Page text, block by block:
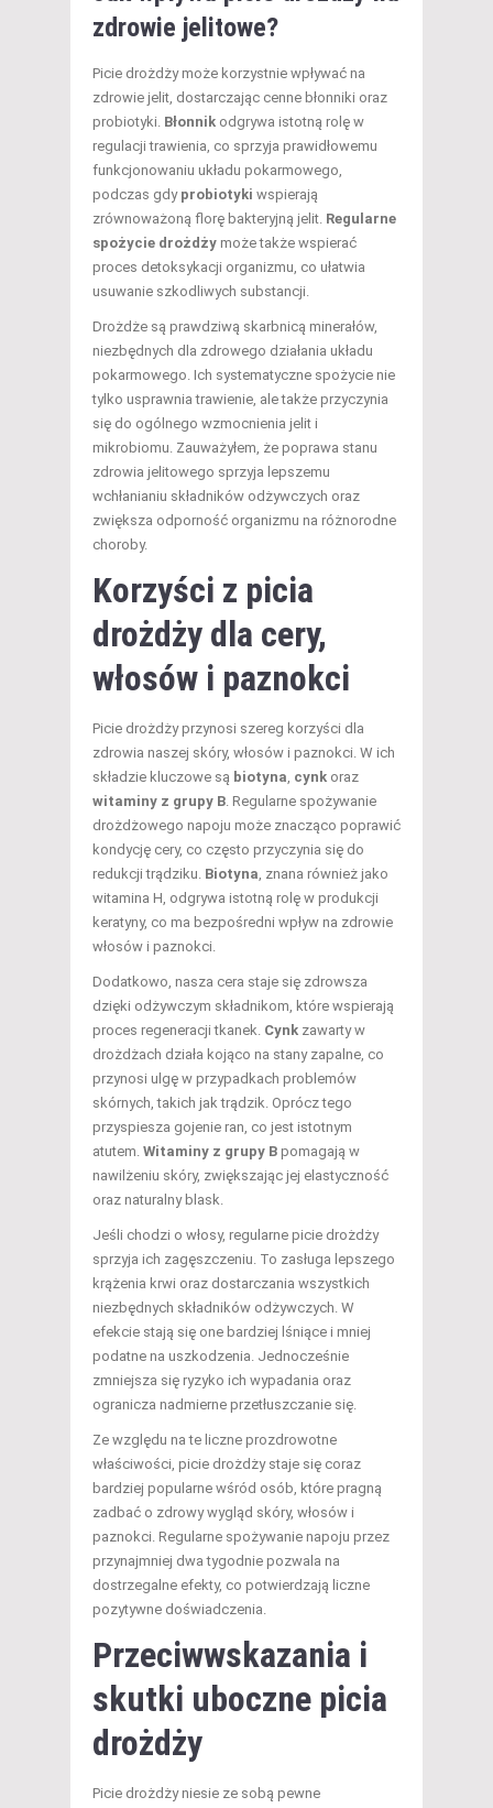
zdrowie jelitowe?
Picie drożdży może korzystnie wpływać na
zdrowie jelit, dostarczając cenne błonniki oraz
probiotyki. Błonnik odgrywa istotną rolę w
regulacji trawienia, co sprzyja prawidłowemu
funkcjonowaniu układu pokarmowego,
podczas gdy probiotyki wspierają
zrównoważoną florę bakteryjną jelit. Regularne
spożycie drożdży może także wspierać
proces detoksykacji organizmu, co ułatwia
usuwanie szkodliwych substancji.
Drożdże są prawdziwą skarbnicą minerałów,
niezbędnych dla zdrowego działania układu
pokarmowego. Ich systematyczne spożycie nie
tylko usprawnia trawienie, ale także przyczynia
się do ogólnego wzmocnienia jelit i
mikrobiomu. Zauważyłem, że poprawa stanu
zdrowia jelitowego sprzyja lepszemu
wchłanianiu składników odżywczych oraz
zwiększa odporność organizmu na różnorodne
choroby.
Korzyści z picia
drożdży dla cery,
włosów i paznokci
Picie drożdży przynosi szereg korzyści dla
zdrowia naszej skóry, włosów i paznokci. W ich
składzie kluczowe są biotyna, cynk oraz
witaminy z grupy B. Regularne spożywanie
drożdżowego napoju może znacząco poprawić
kondycję cery, co często przyczynia się do
redukcji trądziku. Biotyna, znana również jako
witamina H, odgrywa istotną rolę w produkcji
keratyny, co ma bezpośredni wpływ na zdrowie
włosów i paznokci.
Dodatkowo, nasza cera staje się zdrowsza
dzięki odżywczym składnikom, które wspierają
proces regeneracji tkanek. Cynk zawarty w
drożdżach działa kojąco na stany zapalne, co
przynosi ulgę w przypadkach problemów
skórnych, takich jak trądzik. Oprócz tego
przyspiesza gojenie ran, co jest istotnym
atutem. Witaminy z grupy B pomagają w
nawilżeniu skóry, zwiększając jej elastyczność
oraz naturalny blask.
Jeśli chodzi o włosy, regularne picie drożdży
sprzyja ich zagęszczeniu. To zasługa lepszego
krążenia krwi oraz dostarczania wszystkich
niezbędnych składników odżywczych. W
efekcie stają się one bardziej lśniące i mniej
podatne na uszkodzenia. Jednocześnie
zmniejsza się ryzyko ich wypadania oraz
ogranicza nadmierne przetłuszczanie się.
Ze względu na te liczne prozdrowotne
właściwości, picie drożdży staje się coraz
bardziej popularne wśród osób, które pragną
zadbać o zdrowy wygląd skóry, włosów i
paznokci. Regularne spożywanie napoju przez
przynajmniej dwa tygodnie pozwala na
dostrzegalne efekty, co potwierdzają liczne
pozytywne doświadczenia.
Przeciwwskazania i
skutki uboczne picia
drożdży
Picie drożdży niesie ze sobą pewne